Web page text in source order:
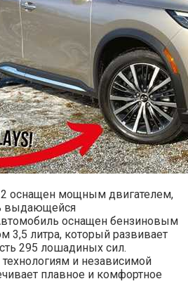
оснащен мощным двигателем,
выдающейся
оснащен бензиновым
3,5 литра, который развивает
295 лошадиных сил.
и независимой
плавное и комфортное